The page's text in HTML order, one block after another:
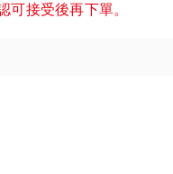
接受後再下單。